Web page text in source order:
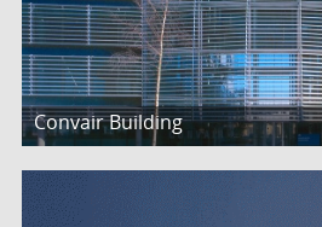
Convair Building